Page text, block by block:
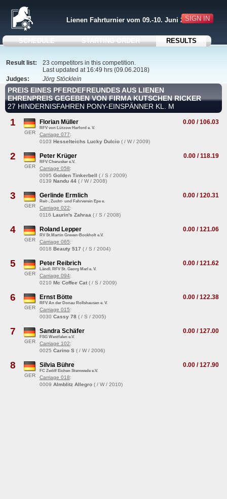
SIGN IN
Lienen Fahrturnier vom 09.-10. Juni 2018
SCHEDULE STARTING ORDER RESULTS
Result list:
23 competitors in this competition.
Last updated at 16:49 hrs (09.06.2018)
Judges:
Jörg Stöcklein
PREIS EINES PFERDEFREUNDES AUS LIENEN
EHRENPREIS GEGEBEN VON FIRMA KUTSCHEN RICKER
27 HINDERNISFAHREN PONY-EINSPÄNNER KL. M
1
GER
0.00 / 106.03
Florian Müller
RFV von Lützow Herford e. V.
Carriage 077:
0103 Hesselteichs Lucky Dulcio ( / W / 2009)
2
GER
0.00 / 118.19
Peter Krüger
RFV Cherusker e.V.
Carriage 058:
0095 Golden Tinkerbell ( / S / 2009)
0139 Nandu 44 ( / W / 2008)
3
GER
0.00 / 120.31
Gerlinde Ermlich
Reit-, Zucht- und Fahrverein Epe e.
Carriage 022:
0116 Laurin's Zahraa ( / S / 2008)
4
GER
0.00 / 121.06
Roland Lepper
RV St.Martin Greven-Bockholt e.V.
Carriage 065:
0018 Beauty 517 ( / S / 2004)
5
GER
0.00 / 121.62
Peter Reibrich
Ländl. RFV St. Georg Marl e. V.
Carriage 094:
0210 Mc Coffee Cat ( / S / 2009)
6
GER
0.00 / 122.38
Ernst Bötte
RFV An der Donau Rollshausen e. V.
Carriage 015:
0030 Cassy 78 ( / S / 2005)
7
GER
0.00 / 127.00
Sandra Schäfer
FSG Westfalen e.V.
Carriage 102:
0025 Carino S ( / W / 2006)
8
GER
0.00 / 127.90
Silvia Bühre
FC Zwölf Eichen Stemwede e.V.
Carriage 018:
0009 Almblitz Allegro ( / W / 2010)